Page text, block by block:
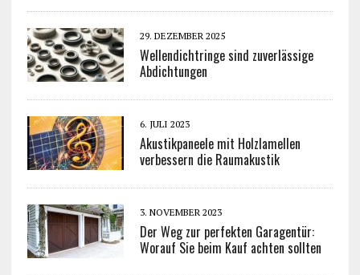
29. DEZEMBER 2025
Wellendichtringe sind zuverlässige
Abdichtungen
6. JULI 2023
Akustikpaneele mit Holzlamellen
verbessern die Raumakustik
3. NOVEMBER 2023
Der Weg zur perfekten Garagentür:
Worauf Sie beim Kauf achten sollten